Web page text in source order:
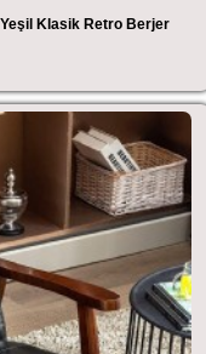
Klasik Retro Berjer